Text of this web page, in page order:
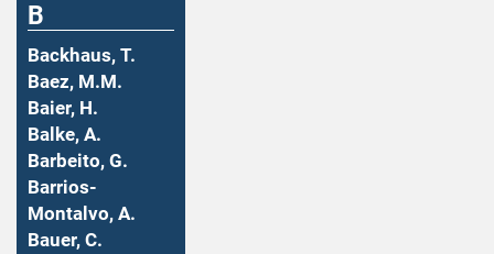
B
Backhaus, T.
Baez, M.M.
Baier, H.
Balke, A.
Barbeito, G.
Barrios-
Montalvo, A.
Bauer, C.